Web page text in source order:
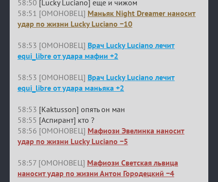
58:50 [Lucky Luciano] еще и чижом
58:51 [ОМОНОВЕЦ] Маньяк Night Dreamer наносит
удар по жизни Lucky Luciano −10
58:53 [ОМОНОВЕЦ] Врач Lucky Luciano лечит
equi_libre от удара мафии +2
58:53 [ОМОНОВЕЦ] Врач Lucky Luciano лечит
equi_libre от удара маньяка +2
58:53 [Kaktusson] опять он ман
58:55 [Аспирант] кто ?
58:56 [ОМОНОВЕЦ] Мафиози Эвелинка наносит
удар по жизни Lucky Luciano −5
58:57 [ОМОНОВЕЦ] Мафиози Светская львица
наносит удар по жизни Антон Городецкий −4